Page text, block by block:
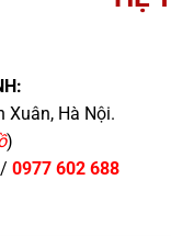
Xuân, Hà Nội.
)
0977 602 688